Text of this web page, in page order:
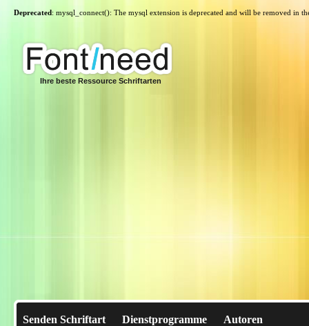
Deprecated: mysql_connect(): The mysql extension is deprecated and will be removed in
Ihre beste Ressource Schriftarten
Senden Schriftart Dienstprogramme Autoren